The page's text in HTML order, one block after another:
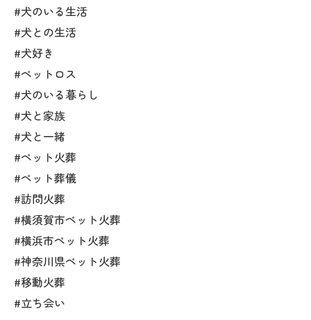
#犬のいる生活
#犬との生活
#犬好き
#ペットロス
#犬のいる暮らし
#犬と家族
#犬と一緒
#ペット火葬
#ペット葬儀
#訪問火葬
#横須賀市ペット火葬
#横浜市ペット火葬
#神奈川県ペット火葬
#移動火葬
#立ち会い